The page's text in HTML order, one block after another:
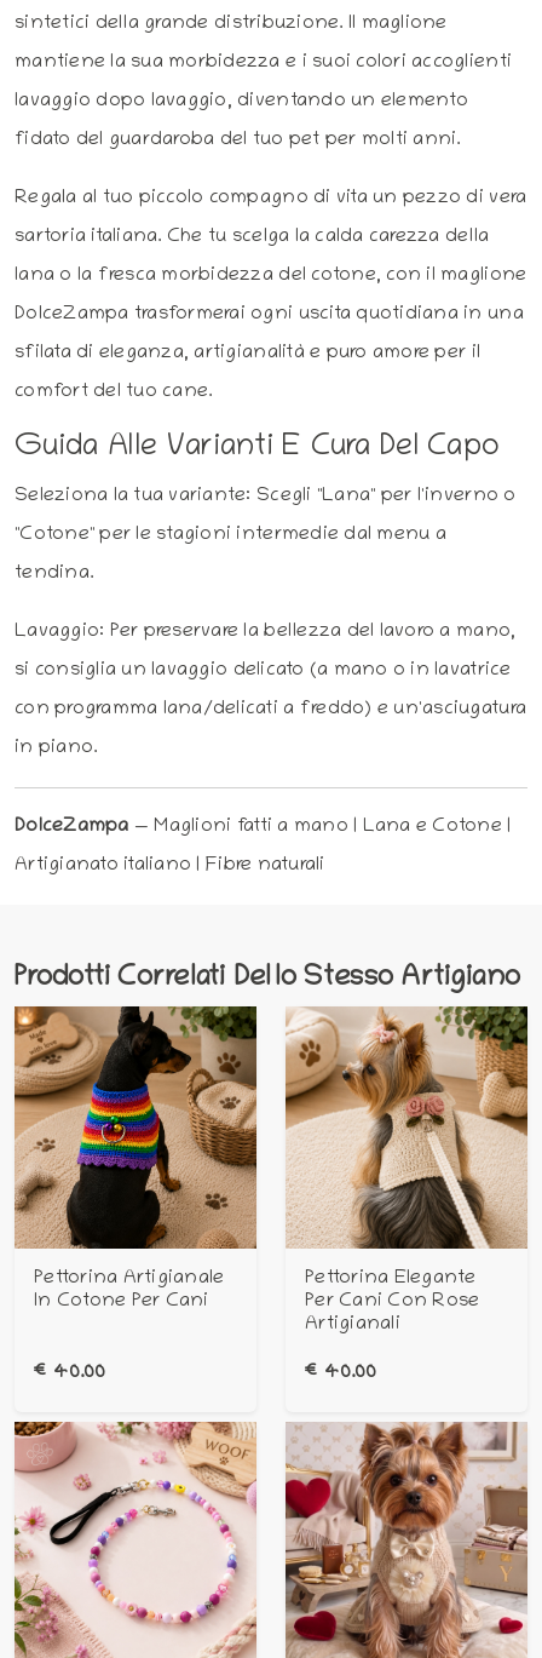
sintetici della grande distribuzione. Il maglione
mantiene la sua morbidezza e i suoi colori accoglienti
lavaggio dopo lavaggio, diventando un elemento
fidato del guardaroba del tuo pet per molti anni.
Regala al tuo piccolo compagno di vita un pezzo di vera
sartoria italiana. Che tu scelga la calda carezza della
lana o la fresca morbidezza del cotone, con il maglione
DolceZampa trasformerai ogni uscita quotidiana in una
sfilata di eleganza, artigianalità e puro amore per il
comfort del tuo cane.
Guida Alle Varianti E Cura Del Capo
Seleziona la tua variante: Scegli "Lana" per l'inverno o
"Cotone" per le stagioni intermedie dal menu a
tendina.
Lavaggio: Per preservare la bellezza del lavoro a mano,
si consiglia un lavaggio delicato (a mano o in lavatrice
con programma lana/delicati a freddo) e un'asciugatura
in piano.
DolceZampa — Maglioni fatti a mano | Lana e Cotone |
Artigianato italiano | Fibre naturali
Prodotti Correlati Dello Stesso Artigiano
Pettorina Artigianale
In Cotone Per Cani
€ 40.00
Pettorina Elegante
Per Cani Con Rose
Artigianali
€ 40.00